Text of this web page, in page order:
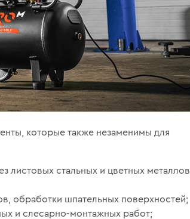
которые также незаменимы для
листовых стальных и цветных металлов,
обработки шпательных поверхностей;
и слесарно-монтажных работ;